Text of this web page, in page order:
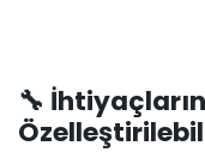
🔧